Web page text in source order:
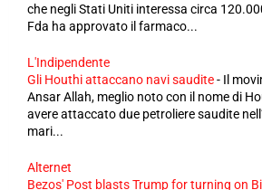
che negli Stati Uniti interessa circa
Fda ha approvato il farmaco...
L'Indipendente
Gli Houthi attaccano navi saudite- Il
Ansar Allah, meglio noto con il nome di
avere attaccato due petroliere saudite
mari...
Alternet
Bezos' Post blasts Trump for turning on